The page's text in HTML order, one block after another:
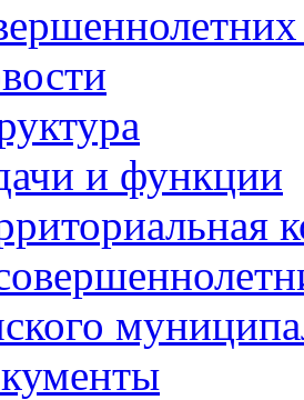
и функции